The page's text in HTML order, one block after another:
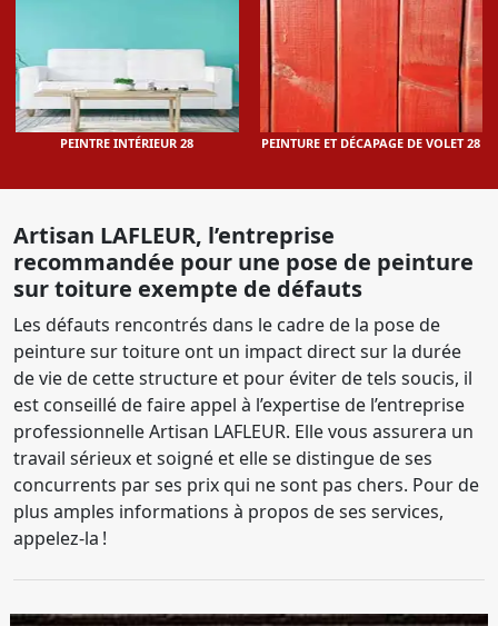
PEINTRE INTÉRIEUR 28 PEINTURE ET DÉCAPAGE DE VOLET 28
Artisan LAFLEUR, l’entreprise
recommandée pour une pose de peinture
sur toiture exempte de défauts
Les défauts rencontrés dans le cadre de la pose de
peinture sur toiture ont un impact direct sur la durée
de vie de cette structure et pour éviter de tels soucis, il
est conseillé de faire appel à l’expertise de l’entreprise
professionnelle Artisan LAFLEUR. Elle vous assurera un
travail sérieux et soigné et elle se distingue de ses
concurrents par ses prix qui ne sont pas chers. Pour de
plus amples informations à propos de ses services,
appelez-la !